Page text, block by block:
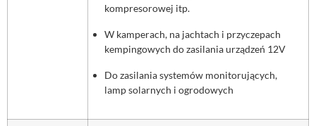
kompresorowej itp.
W kamperach, na jachtach i przyczepach
kempingowych do zasilania urządzeń 12V
Do zasilania systemów monitorujących,
lamp solarnych i ogrodowych